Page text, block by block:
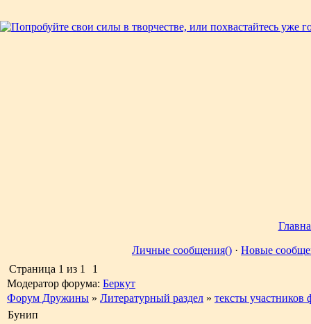
Личные сообщения() · Новые
Страница 1 из 1
1
Модератор форума: Беркут
Форум Дружины » Литературный раздел » тексты участников
Бунип